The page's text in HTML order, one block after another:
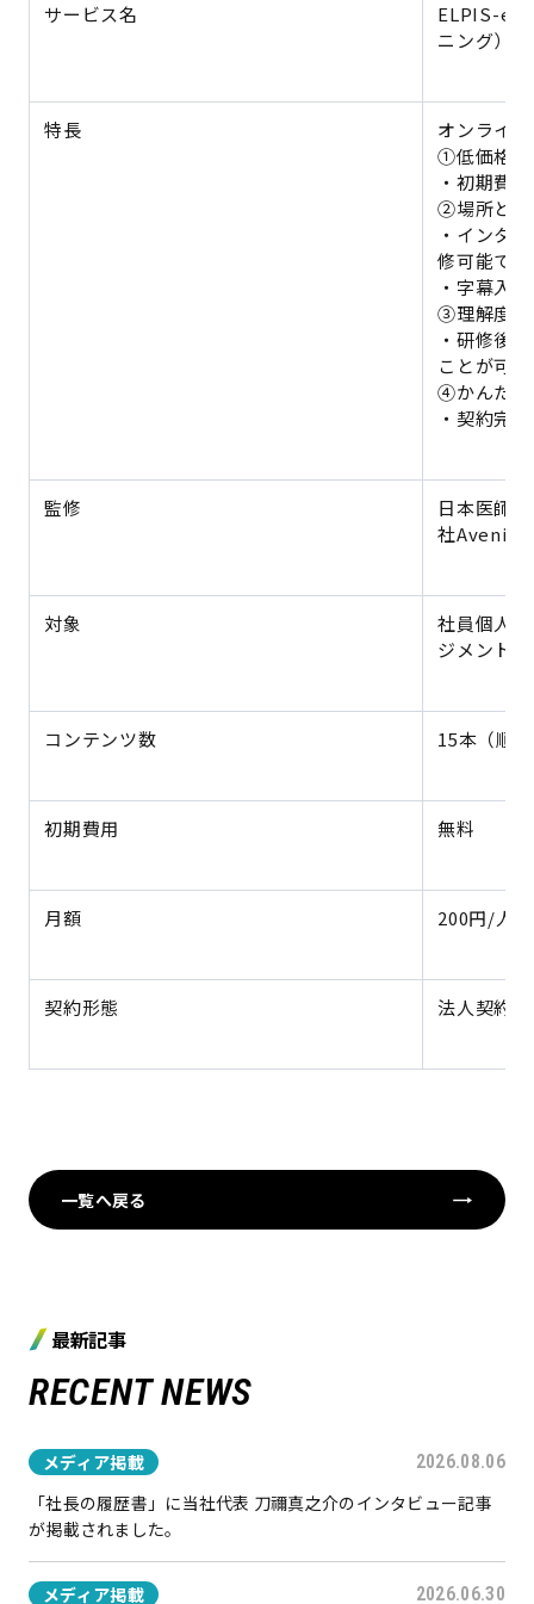
サービス名
ELPIS-e
ニング）
特長
オンライ
①低価格
・初期費
②場所と時
・インタ
修可能で
・字幕入
③理解度チ
・研修後
ことが可
④かんたん
・契約完
監修
日本医師
社Avenir
対象
社員個人
ジメント
コンテンツ数 15本（順
初期費用 無料
月額 200円/人
契約形態 法人契約
一覧へ戻る
最新記事
RECENT NEWS
メディア掲載 2026.08.06
「社長の履歴書」に当社代表 刀禰真之介のインタビュー記事
が掲載されました。
メディア掲載 2026.06.30